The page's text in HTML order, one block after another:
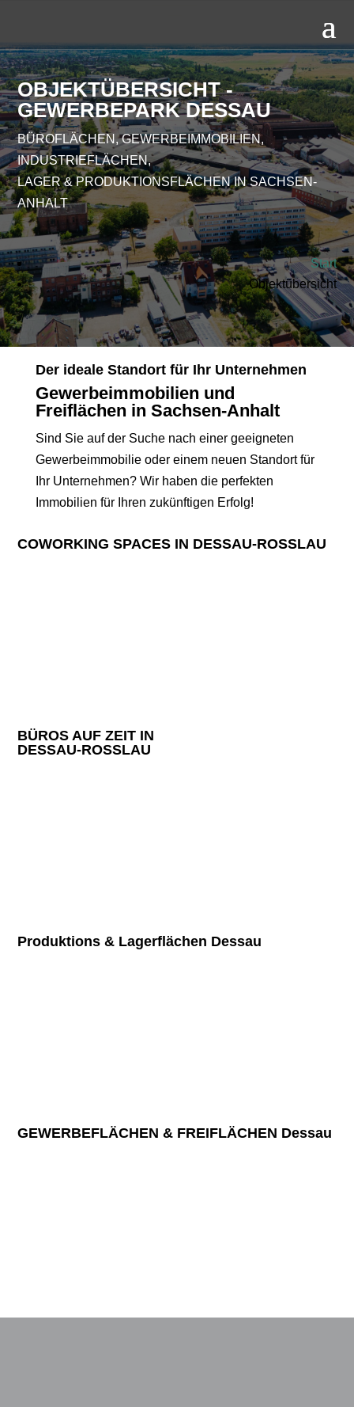
OBJEKTÜBERSICHT -
GEWERBEPARK DESSAU
BÜROFLÄCHEN, GEWERBEIMMOBILIEN,
INDUSTRIEFLÄCHEN,
LAGER & PRODUKTIONSFLÄCHEN IN SACHSEN-
ANHALT
Start
Objektübersicht
Der ideale Standort für Ihr Unternehmen
Gewerbeimmobilien und
Freiflächen in Sachsen-Anhalt
Sind Sie auf der Suche nach einer geeigneten
Gewerbeimmobilie oder einem neuen Standort für
Ihr Unternehmen? Wir haben die perfekten
Immobilien für Ihren zukünftigen Erfolg!
COWORKING SPACES IN DESSAU-ROSSLAU
BÜROS AUF ZEIT IN
DESSAU-ROSSLAU
Produktions & Lagerflächen Dessau
GEWERBEFLÄCHEN & FREIFLÄCHEN Dessau